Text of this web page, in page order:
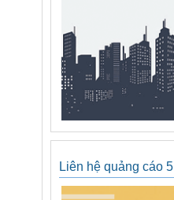
Liên hệ quảng cáo 5